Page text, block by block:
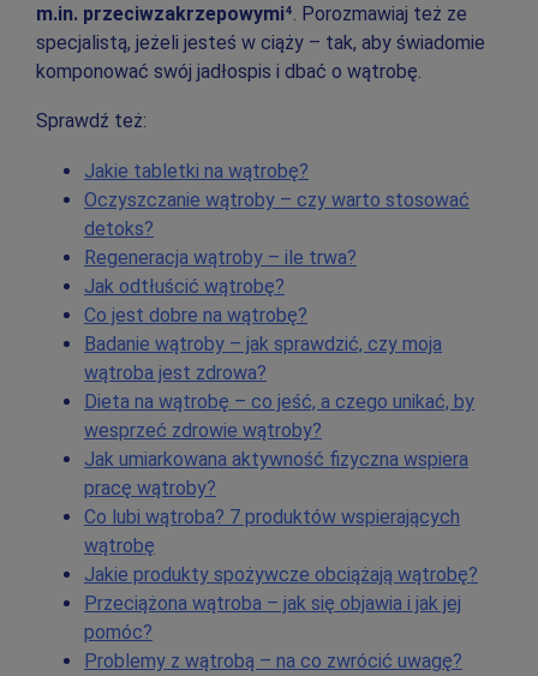
m.in. przeciwzakrzepowymi⁴. Porozmawiaj też ze
specjalistą, jeżeli jesteś w ciąży – tak, aby świadomie
komponować swój jadłospis i dbać o wątrobę.
Sprawdź też:
Jakie tabletki na wątrobę?
Oczyszczanie wątroby – czy warto stosować
detoks?
Regeneracja wątroby – ile trwa?
Jak odtłuścić wątrobę?
Co jest dobre na wątrobę?
Badanie wątroby – jak sprawdzić, czy moja
wątroba jest zdrowa?
Dieta na wątrobę – co jeść, a czego unikać, by
wesprzeć zdrowie wątroby?
Jak umiarkowana aktywność fizyczna wspiera
pracę wątroby?
Co lubi wątroba? 7 produktów wspierających
wątrobę
Jakie produkty spożywcze obciążają wątrobę?
Przeciążona wątroba – jak się objawia i jak jej
pomóc?
Problemy z wątrobą – na co zwrócić uwagę?